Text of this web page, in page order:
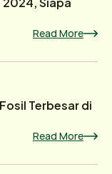
Read More
Terbesar di
Read More